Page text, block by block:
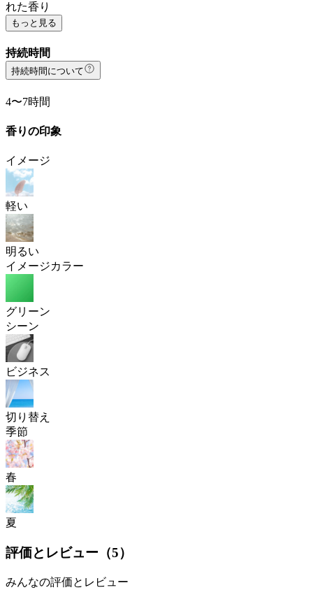
れた香り
もっと見る
持続時間
持続時間について
4〜7時間
香りの印象
イメージ
軽い
明るい
イメージカラー
グリーン
シーン
ビジネス
切り替え
季節
春
夏
評価とレビュー（5）
みんなの評価とレビュー